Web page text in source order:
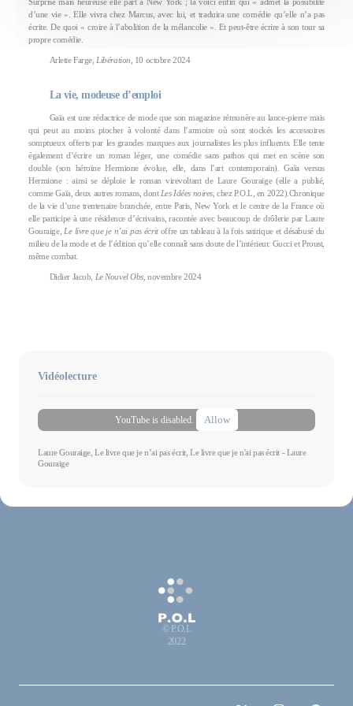
d’une vie ». Elle vivra chez Marcus, avec lui, et traduira une comédie qu’elle n’a pas
écrite. De quoi « croire à l’abolition de la mélancolie ». Et peut-être écrire à son tour sa
propre comédie.
Arlette Farge, Libération , 10 octobre 2024
La vie, modeuse d’emploi
Gaïa est une rédactrice de mode que son magazine rémunère au lance-pierre mais
qui peut au moins piocher à volonté dans l’armoire où sont stockés les accessoires
somptueux offerts par les grandes marques aux journalistes les plus influents. Elle tente
également d’écrire un roman léger, une comédie sans pathos qui met en scène son
double (son héroïne Hermione évolue, elle, dans l’art contemporain). Gaïa versus
Hermione : ainsi se déploie le roman virevoltant de Laure Gouraige (elle a publié,
comme Gaïa, deux autres romans, dont Les Idées noires, chez P.O.L, en 2022).Chronique
de la vie d’une trentenaire branchée, entre Paris, New York et le centre de la France où
elle participe à une résidence d’écrivains, racontée avec beaucoup de drôlerie par Laure
Gouraige, Le livre que je n’ai pas écritoffre un tableau à la fois satirique et désabusé du
milieu de la mode et de l’édition qu’elle connaît sans doute de l’intérieur. Gucci et Proust,
même combat.
Didier Jacob, Le Nouvel Obs, novembre 2024
Vidéolecture
YouTube is disabled. Allow
Laure Gouraige, Le livre que je n’ai pas écrit, Le livre que je n'ai pas écrit - Laure
Gouraige
© P.O.L
2022